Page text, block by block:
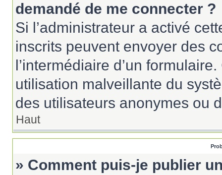
demandé de me connecter ?
Si l’administrateur a activé
inscrits peuvent envoyer des
l’intermédiaire d’un
utilisation malveillante du
des utilisateurs anonymes ou
Haut
» Comment puis-je publier